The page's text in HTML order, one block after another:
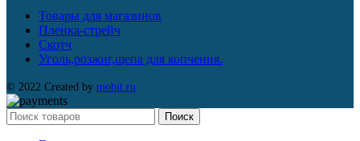
Товары для магазинов
Пленка-стрейч
Скотч
Уголь,розжиг,щепа для копчения.
© 2022 Created by mobit.ru
Поиск